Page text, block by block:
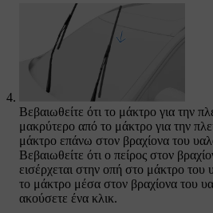
Βεβαιωθείτε ότι το μάκτρο για την
μακρύτερο από το μάκτρο για την
μάκτρο επάνω στον βραχίονα του
Βεβαιωθείτε ότι ο πείρος στον
εισέρχεται στην οπή στο μάκτρο
το μάκτρο μέσα στον βραχίονα του
ακούσετε ένα κλικ.